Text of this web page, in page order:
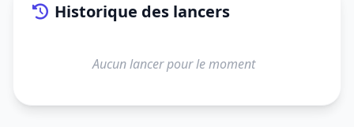
Historique des lancers
Aucun lancer pour le moment